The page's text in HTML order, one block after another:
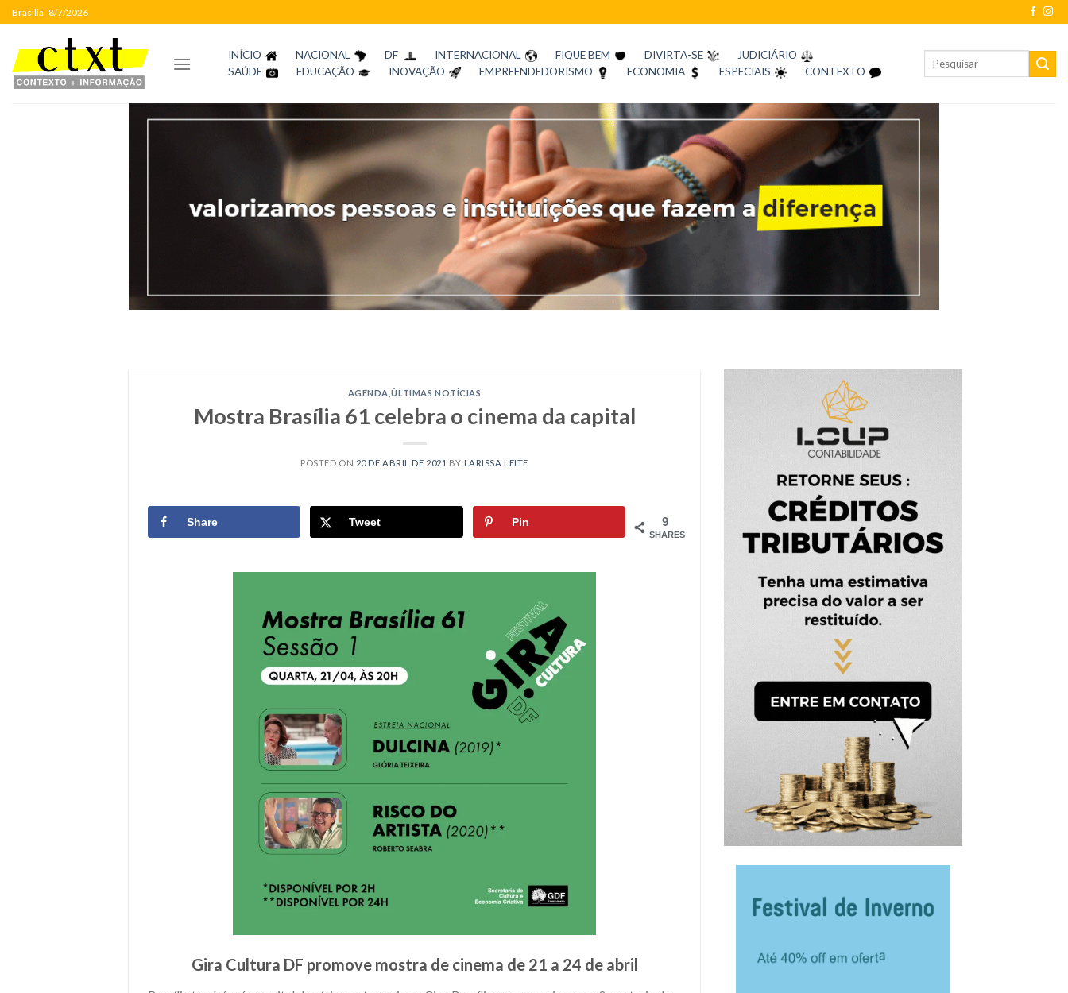
Skip
to
content
Brasília 8/7/2026
INÍCIO NACIONAL DF INTERNACIONAL FIQUE BEM DIVIRTA-SE
JUDICIÁRIO
SAÚDE
EDUCAÇÃO INOVAÇÃO EMPREENDEDORISMO ECONOMIA ESPECIAIS CONTEXTO
AGENDA ,ÚLTIMAS NOTÍCIAS
Mostra Brasília 61 celebra o cinema da capital
POSTED ON 20 DE ABRIL DE 2021 BY LARISSA LEITE
9
SHARES
Share Tweet Pin
Gira Cultura DF promove mostra de cinema de 21 a 24 de abril